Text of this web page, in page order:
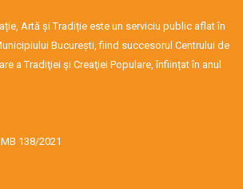
Artă și Tradiție este un serviciu public aflat în
București, fiind succesorul Centrului de
a Tradiţiei şi Creaţiei Populare, înființat în anul
138/2021